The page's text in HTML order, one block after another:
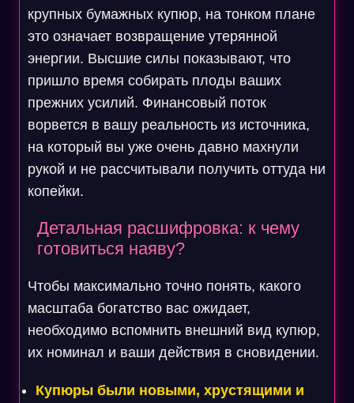
крупных бумажных купюр, на тонком плане
это означает возвращение утерянной
энергии. Высшие силы показывают, что
пришло время собирать плоды ваших
прежних усилий. Финансовый поток
ворвется в вашу реальность из источника,
на который вы уже очень давно махнули
рукой и не рассчитывали получить оттуда ни
копейки.
Детальная расшифровка: к чему
готовиться наяву?
Чтобы максимально точно понять, какого
масштаба богатство вас ожидает,
необходимо вспомнить внешний вид купюр,
их номинал и ваши действия в сновидении.
Купюры были новыми, хрустящими и